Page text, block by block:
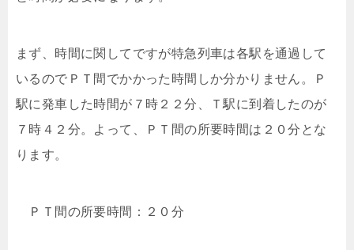
まず、時間に関してですが特急列車は各駅を通過して
いるのでＰＴ間でかかった時間しか分かりません。Ｐ
駅に発車した時間が７時２２分、Ｔ駅に到着したのが
７時４２分。よって、ＰＴ間の所要時間は２０分とな
ります。
ＰＴ間の所要時間：２０分